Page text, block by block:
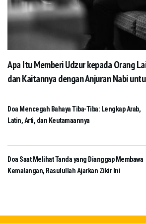
Apa Itu Memberi Udzur kepada Orang
dan Kaitannya dengan Anjuran Nabi
Doa Mencegah Bahaya Tiba-Tiba: Lengkap Arab,
Latin, Arti, dan Keutamaannya
Doa Saat Melihat Tanda yang Dianggap Membawa
Kemalangan, Rasulullah Ajarkan Zikir Ini